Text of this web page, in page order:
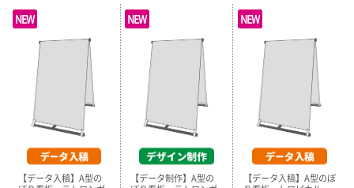
NEW
【データ入稿】A型の
NEW
【データ制作】A型の
NEW
【データ入稿】A型のぼ